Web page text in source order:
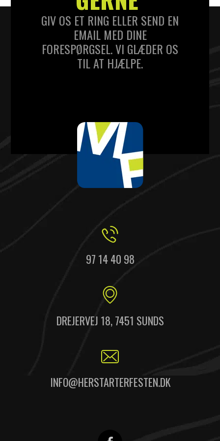
GIV OS ET RING ELLER SEND EN
EMAIL MED DINE
FORESPØRGSEL. VI GLÆDER OS
TIL AT HJÆLPE.
97 14 40 98
DREJERVEJ 18, 7451 SUNDS
INFO@HERSTARTERFESTEN.DK